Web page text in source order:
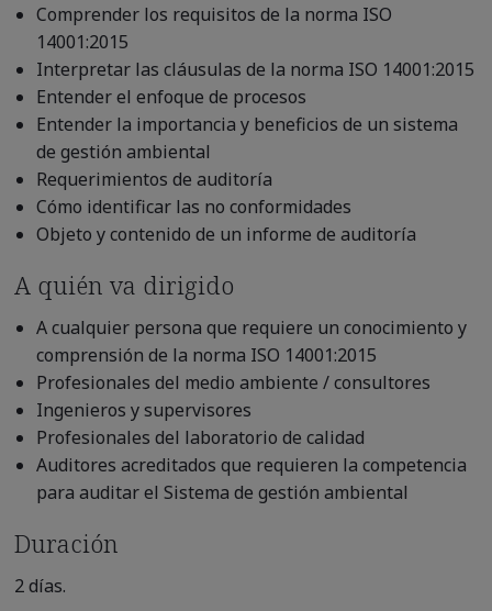
Comprender los requisitos de la norma ISO
14001:2015
Interpretar las cláusulas de la norma ISO 14001:2015
Entender el enfoque de procesos
Entender la importancia y beneficios de un sistema
de gestión ambiental
Requerimientos de auditoría
Cómo identificar las no conformidades
Objeto y contenido de un informe de auditoría
A quién va dirigido
A cualquier persona que requiere un conocimiento y
comprensión de la norma ISO 14001:2015
Profesionales del medio ambiente / consultores
Ingenieros y supervisores
Profesionales del laboratorio de calidad
Auditores acreditados que requieren la competencia
para auditar el Sistema de gestión ambiental
Duración
2 días.